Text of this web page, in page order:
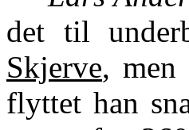
det til
Skjerve, men
flyttet han